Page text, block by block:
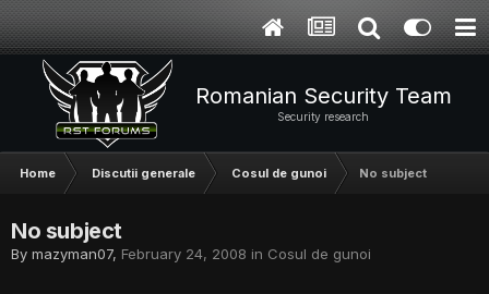
Romanian Security Team
Security research
Home Discutii generale Cosul de gunoi No subject
No subject
By mazyman07, February 24, 2008 in Cosul de gunoi